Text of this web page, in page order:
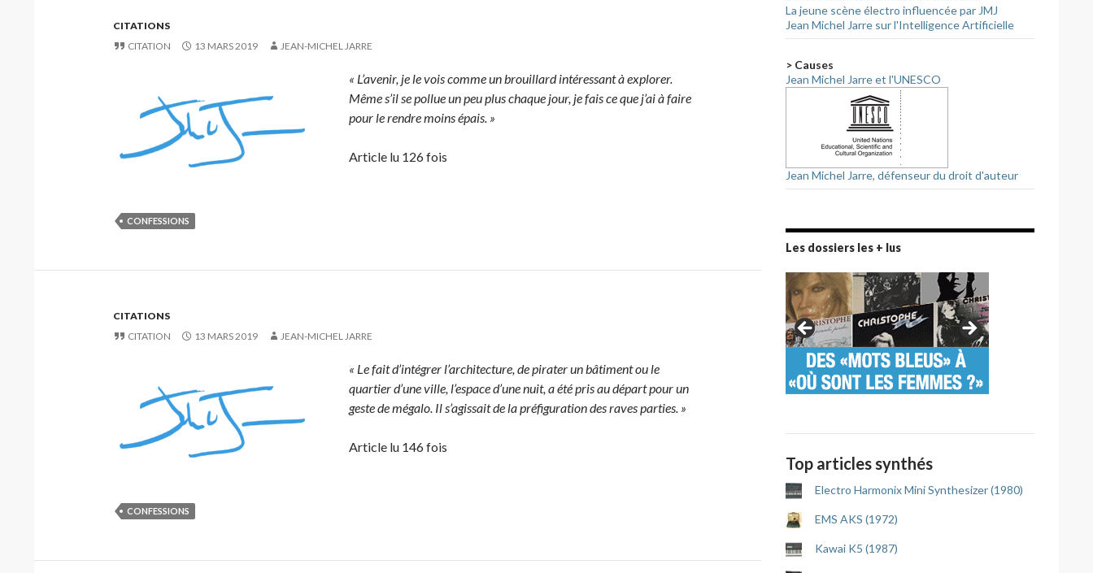
CITATIONS
CITATION
13 MARS 2019 JEAN-MICHEL JARRE
« L’avenir, je le vois comme un brouillard intéressant à explorer.
Même s’il se pollue un peu plus chaque jour, je fais ce que j’ai à faire
pour le rendre moins épais. »
Article lu 126 fois
CONFESSIONS
CITATIONS
CITATION
13 MARS 2019 JEAN-MICHEL JARRE
« Le fait d’intégrer l’architecture, de pirater un bâtiment ou le
quartier d’une ville, l’espace d’une nuit, a été pris au départ pour un
geste de mégalo. Il s’agissait de la préfiguration des raves parties. »
Article lu 146 fois
CONFESSIONS
La jeune scène électro influencée par JMJ
Jean Michel Jarre sur l'Intelligence Artificielle
> Causes
Jean Michel Jarre et l'UNESCO
Jean Michel Jarre, défenseur du droit d'auteur
Les dossiers les + lus
Top articles synthés
Electro Harmonix Mini Synthesizer (1980)
EMS AKS (1972)
Kawai K5 (1987)